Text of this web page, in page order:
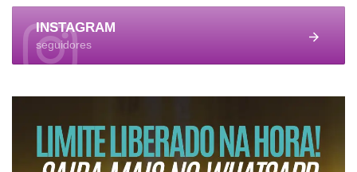
INSTAGRAM
seguidores